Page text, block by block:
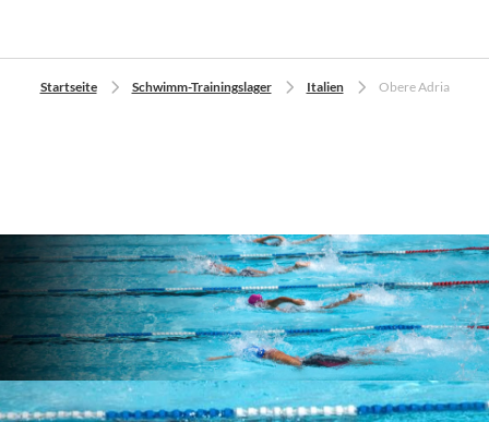
Startseite Schwimm-Trainingslager Italien Obere Adria